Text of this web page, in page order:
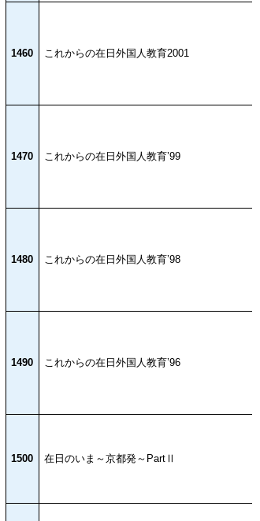
1460 これからの在日外国人教育2001
1470 これからの在日外国人教育’99
1480 これからの在日外国人教育’98
1490 これからの在日外国人教育’96
1500 在日のいま～京都発～PartⅡ